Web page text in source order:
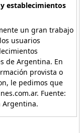
establecimientos
un gran trabajo
usuarios
de Argentina. En
provista o
le pedimos que
Fuente:
Argentina.